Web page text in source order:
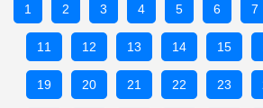
1 2 3 4 5 6 7
11 12 13 14 15
19 20 21 22 23